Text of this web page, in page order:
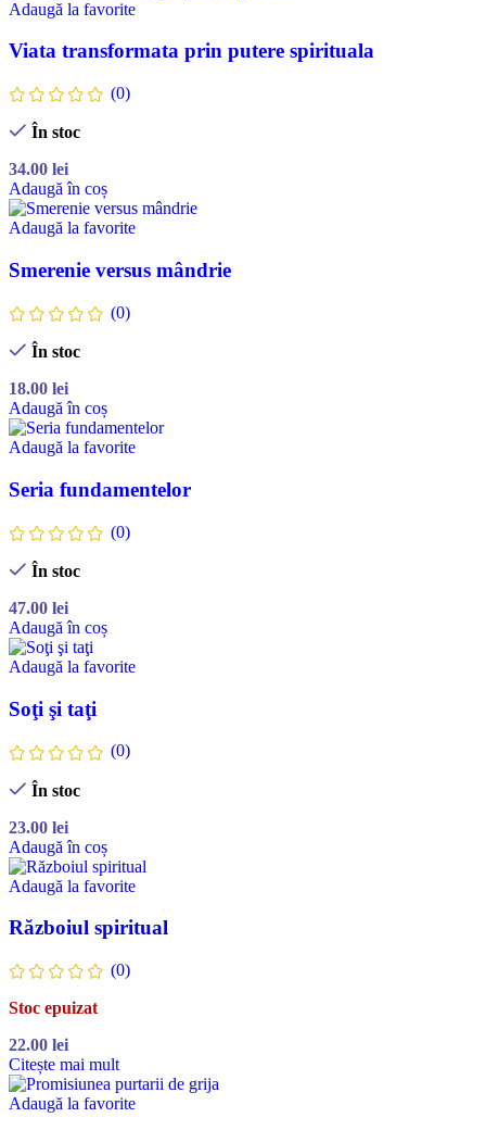
Adaugă la favorite
Viata transformata prin putere spirituala
(0)
În stoc
34.00 lei
Adaugă în coș
Adaugă la favorite
Smerenie versus mândrie
(0)
În stoc
18.00 lei
Adaugă în coș
Adaugă la favorite
Seria fundamentelor
(0)
În stoc
47.00 lei
Adaugă în coș
Adaugă la favorite
Soţi şi taţi
(0)
În stoc
23.00 lei
Adaugă în coș
Adaugă la favorite
Războiul spiritual
(0)
Stoc epuizat
22.00 lei
Citește mai mult
Adaugă la favorite